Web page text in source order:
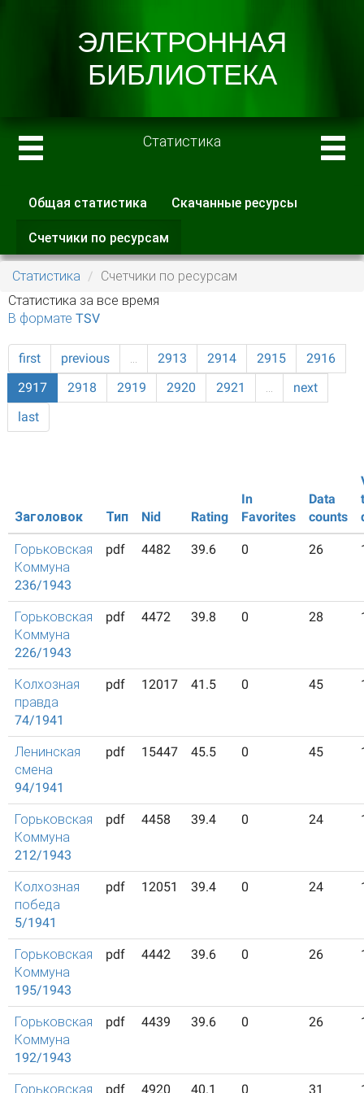
Статистика
Главные вкладки
Общая статистика Скачанные ресурсы
Счетчики по ресурсам
вкладка)
Статистика
Счетчики по ресурсам
Статистика за все время
В формате TSV
first previous … 2913 2914 2915
2916
2917
2918 2919 2920 2921 …
next
last
Заголовок Тип Nid Rating
In
Favorites
Data
counts
Горьковская
Коммуна
236/1943
pdf 4482 39.6 0 26
Горьковская
Коммуна
226/1943
pdf 4472 39.8 0 28
Колхозная
правда
74/1941
pdf 12017 41.5 0 45
Ленинская
смена
94/1941
pdf 15447 45.5 0 45
Горьковская
Коммуна
212/1943
pdf 4458 39.4 0 24
Колхозная
победа
5/1941
pdf 12051 39.4 0 24
Горьковская
Коммуна
195/1943
pdf 4442 39.6 0 26
Горьковская
Коммуна
192/1943
pdf 4439 39.6 0 26
Горьковская pdf 4920 40.1 0 31